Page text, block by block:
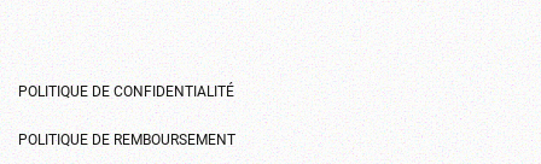
POLITIQUE DE CONFIDENTIALITÉ
POLITIQUE DE REMBOURSEMENT